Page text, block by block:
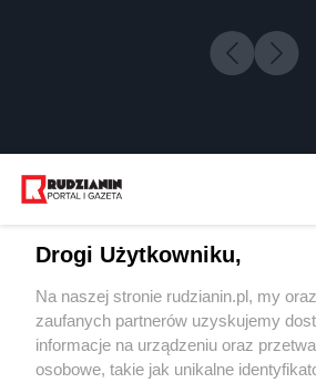
Wydawca mediów
Drogi Użytkowniku,
Na naszej stronie rudzianin.pl, my
zaufanych partnerów uzyskujemy
informacje na urządzeniu oraz
osobowe, takie jak unikalne